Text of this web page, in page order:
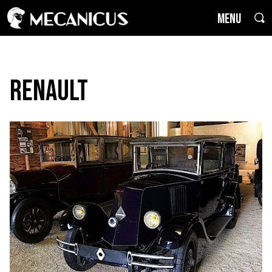
MENU
Renault